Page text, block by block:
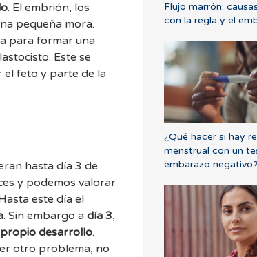
. El embrión, los
pequeña mora.
para formar una
Este se
el feto y parte de la
hasta día 3 de
y podemos valorar
este día el
. Sin embargo a día 3,
desarrollo.
otro problema, no
Flujo marrón:
con la regla y el
¿Qué hacer si hay
menstrual con un
embarazo negativo?